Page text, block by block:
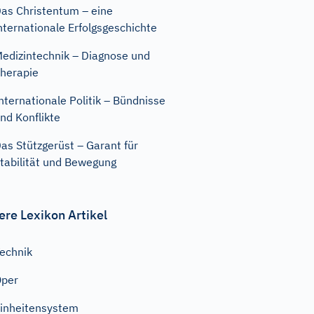
Christentum – eine
Erfolgsgeschichte
– Diagnose und
Politik – Bündnisse
Konflikte
Stützgerüst – Garant für
und Bewegung
Lexikon Artikel